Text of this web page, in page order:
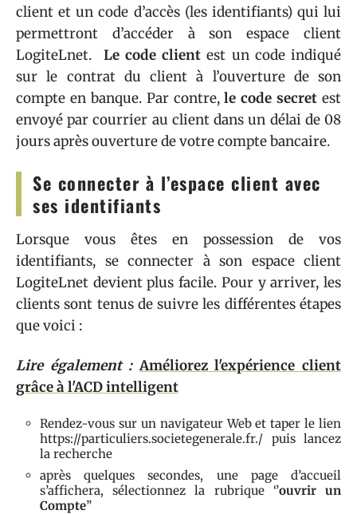
client et un code d’accès (les identifiants) qui lui
permettront d’accéder à son espace client
LogiteLnet.
Le code client est un code indiqué
sur le contrat du client à l’ouverture de son
compte en banque. Par contre,le code secret est
envoyé par courrier au client dans un délai de 08
jours après ouverture de votre compte bancaire.
Se connecter à l’espace client avec
ses identifiants
Lorsque vous êtes en possession de vos
identifiants, se connecter à son espace client
LogiteLnet devient plus facile. Pour y arriver, les
clients sont tenus de suivre les différentes étapes
que voici :
Lire également : Améliorez l'expérience client
grâce à l'ACD intelligent
Rendez-vous sur un navigateur Web et taper le lien
https://particuliers.societegenerale.fr./ puis lancez
la recherche
après quelques secondes, une page d’accueil
s’affichera, sélectionnez la rubrique ‘’ouvrir un
Compte’’